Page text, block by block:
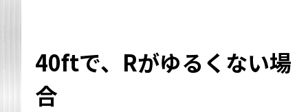
40ftで、Rがゆるくない場
合